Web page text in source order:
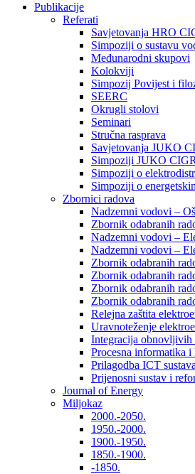
Publikacije
Referati
Savjetovanja HRO
Simpoziji o sustavu
Međunarodni skupovi
Kolokviji​
Simpozij Povijest i
SEERC
Okrugli stolovi
Seminari​
Stručna rasprava​
Savjetovanja JUKO
Simpoziji JUKO
Simpoziji o
Simpoziji o
Zbornici radova
Nadzemni vodovi –
Zbornik odabranih
Nadzemni vodovi –
Nadzemni vodovi –
Zbornik odabranih
Zbornik odabranih
Zbornik odabranih
Zbornik odabranih
Relejna zaštita
Uravnoteženje
Integracija obnovljivih
Procesna informatika
Prilagodba ICT
Prijenosni sustav i
Journal of Energy
Miljokaz
2000.-2050.
1950.-2000.
1900.-1950.
1850.-1900.
-1850.